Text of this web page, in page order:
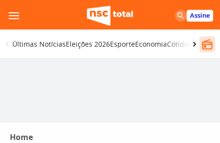
para
o
conteúdo
Assine
Últimas NotíciasEleições 2026EsporteEconomiaCotidiano
Home